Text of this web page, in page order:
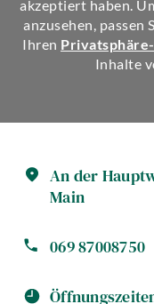
An der
Main
069 87008750
akzeptiert haben.
anzusehen,
Ihren
Inhalte